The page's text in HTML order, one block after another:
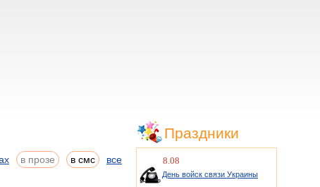
в прозе в смс все
Праздники
8.08
День войск связи Украины